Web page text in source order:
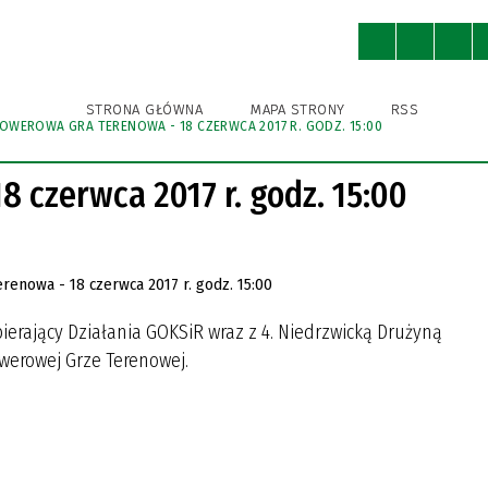
STRONA GŁÓWNA MAPA STRONY RSS
URZĘDU STRUKTURA URZĘDU
PUBLICZNE POBIERZ
BIBLIOTEKA PUBLICZNA
GMINNY OŚRODEK
SPORTU I REKREACJI
INSTYTUCJI KULTURY
BIBLIOTEKA PUBLICZNA
GMINNY OŚRODEK
SPORTU I REKREACJI
INSTYTUCJI KULTURY
EWIDENCJA ZABYTKÓW IZBA TRADYCJI
I TRASY
NIEDRZWICKIE PRODUKTY
FOLDERY
GMINNA AKADEMIA
NIEDRZWICA DUŻA
KRĘŻNICA JARA)
GRA TERENOWA - 18 CZERWCA 2017 R. GODZ. 15:00
czerwca 2017 r. godz. 15:00
Działania GOKSiR wraz z 4. Niedrzwicką Drużyną
Grze Terenowej.